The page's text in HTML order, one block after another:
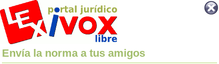
Envía la norma a tus amigos